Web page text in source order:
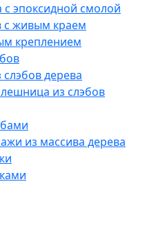
с эпоксидной смолой
с живым краем
креплением
дерева
из слэбов
из массива дерева